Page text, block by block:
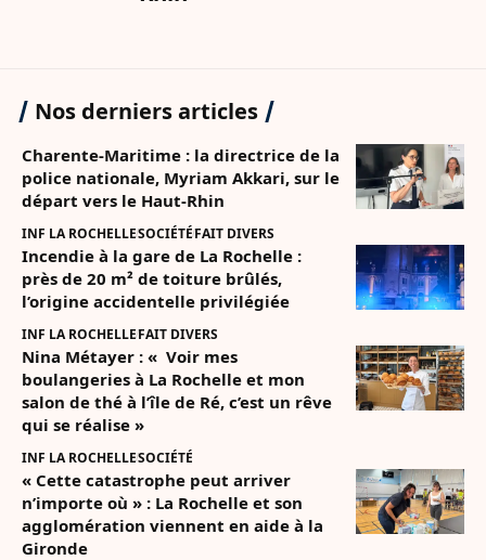
Nos derniers articles
Charente-Maritime : la directrice de la
police nationale, Myriam Akkari, sur le
départ vers le Haut-Rhin
INF LA ROCHELLESOCIÉTÉFAIT DIVERS
Incendie à la gare de La Rochelle :
près de 20 m² de toiture brûlés,
l’origine accidentelle privilégiée
INF LA ROCHELLEFAIT DIVERS
Nina Métayer : « Voir mes
boulangeries à La Rochelle et mon
salon de thé à l’île de Ré, c’est un rêve
qui se réalise »
INF LA ROCHELLESOCIÉTÉ
« Cette catastrophe peut arriver
n’importe où » : La Rochelle et son
agglomération viennent en aide à la
Gironde